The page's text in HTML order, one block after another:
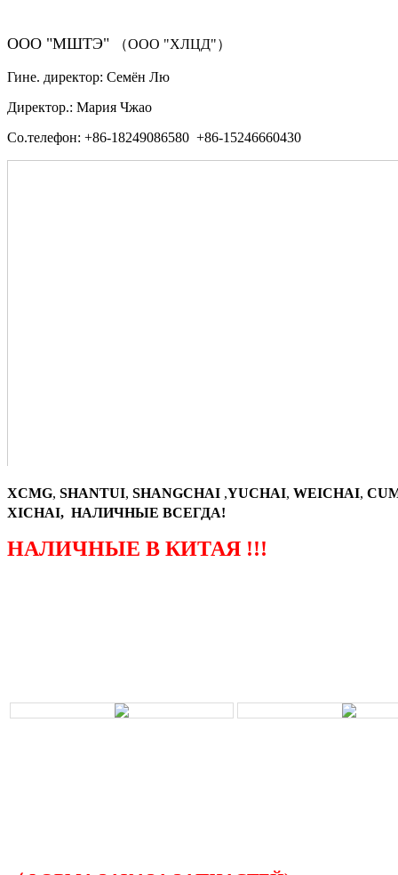
ООО "МШТЭ" （ООО "ХЛЦД"）
Гине. директор: Семён Лю
Директор.: Мария Чжао
Со.телефон: +86-18249086580 +86-15246660430
XCMG, SHANTUI, SHANGCHAI ,YUCHAI, WEICHAI,
XICHAI, НАЛИЧНЫЕ ВСЕГДА!
НАЛИЧНЫЕ В КИТАЯ !!!